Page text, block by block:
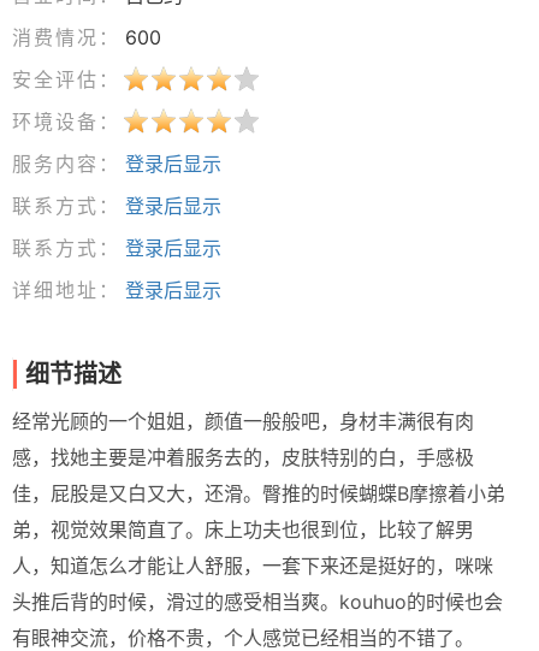
消费情况：
600
安全评估：
环境设备：
服务内容：
登录后显示
联系方式：
登录后显示
联系方式：
登录后显示
详细地址：
登录后显示
细节描述
经常光顾的一个姐姐，颜值一般般吧，身材丰满很有肉
感，找她主要是冲着服务去的，皮肤特别的白，手感极
佳，屁股是又白又大，还滑。臀推的时候蝴蝶B摩擦着小弟
弟，视觉效果简直了。床上功夫也很到位，比较了解男
人，知道怎么才能让人舒服，一套下来还是挺好的，咪咪
头推后背的时候，滑过的感受相当爽。kouhuo的时候也会
有眼神交流，价格不贵，个人感觉已经相当的不错了。